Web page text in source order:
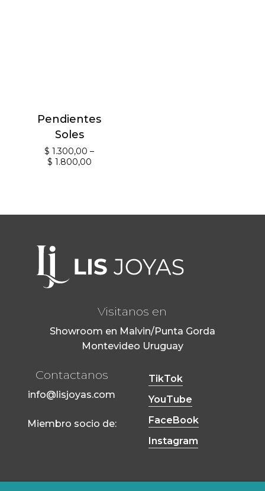
Pendientes
Soles
$ 1.300,00 –
$ 1.800,00
Visitanos en
Showroom en Malvin/Punta Gorda
Montevideo Uruguay
Contactanos
info@lisjoyas.com
Miembro socio de:
TikTok
YouTube
FaceBook
Instagram